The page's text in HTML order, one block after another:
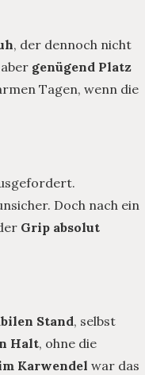
, der dennoch nicht
genügend Platz
Tagen, wenn die
Doch nach ein
Grip absolut
Stand, selbst
Halt, ohne die
Karwendel war das